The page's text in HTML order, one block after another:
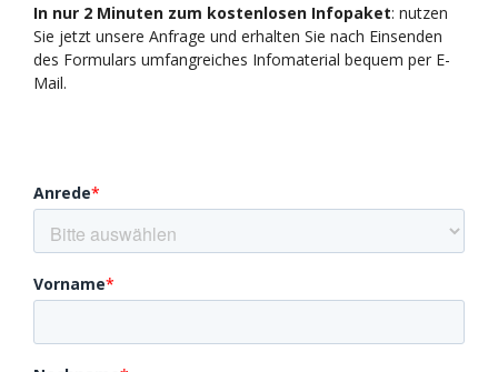
In nur 2 Minuten zum kostenlosen Infopaket: nutzen
Sie jetzt unsere Anfrage und erhalten Sie nach Einsenden
des Formulars umfangreiches Infomaterial bequem per E-
Mail.